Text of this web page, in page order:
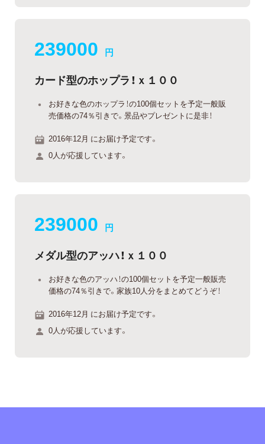
239000 円
カード型のホップラ！ｘ１００
お好きな色のホップラ！の100個セットを予定一般販
売価格の74％引きで。景品やプレゼントに是非！
2016年12月 にお届け予定です。
0人が応援しています。
239000 円
メダル型のアッハ！ｘ１００
お好きな色のアッハ！の100個セットを予定一般販売
価格の74％引きで。家族10人分をまとめてどうぞ！
2016年12月 にお届け予定です。
0人が応援しています。